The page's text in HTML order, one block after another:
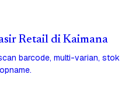
Retail di Kaimana
barcode, multi-varian, stok